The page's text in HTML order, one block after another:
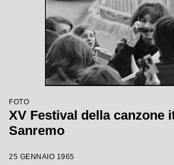
FOTO
XV Festival della canzone
Sanremo
25 GENNAIO 1965